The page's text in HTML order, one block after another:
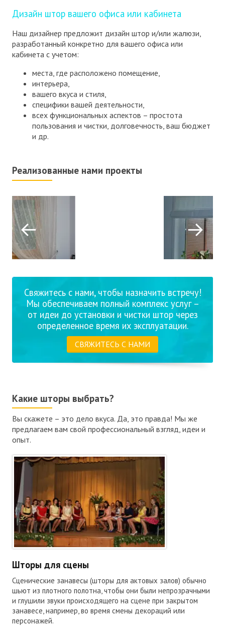
Дизайн штор вашего офиса или кабинета
Наш дизайнер предложит дизайн штор и/или жалюзи,
разработанный конкретно для вашего офиса или
кабинета с учетом:
места, где расположено помещение,
интерьера,
вашего вкуса и стиля,
специфики вашей деятельности,
всех функциональных аспектов – простота
пользования и чистки, долговечность, ваш бюджет
и др.
Реализованные нами проекты
Свяжитесь с нами, чтобы назначить встречу!
Мы обеспечиваем полный комплекс услуг –
от идеи до установки и чистки штор через
определенное время их эксплуатации.
СВЯЖИТЕСЬ С НАМИ
Какие шторы выбрать?
Вы скажете – это дело вкуса. Да, это правда! Мы же
предлагаем вам свой профессиональный взгляд, идеи и
опыт.
Шторы для сцены
Сценические занавесы (шторы для актовых залов) обычно
шьют из плотного полотна, чтобы они были непрозрачными
и глушили звуки происходящего на сцене при закрытом
занавесе, например, во время смены декораций или
персонажей.